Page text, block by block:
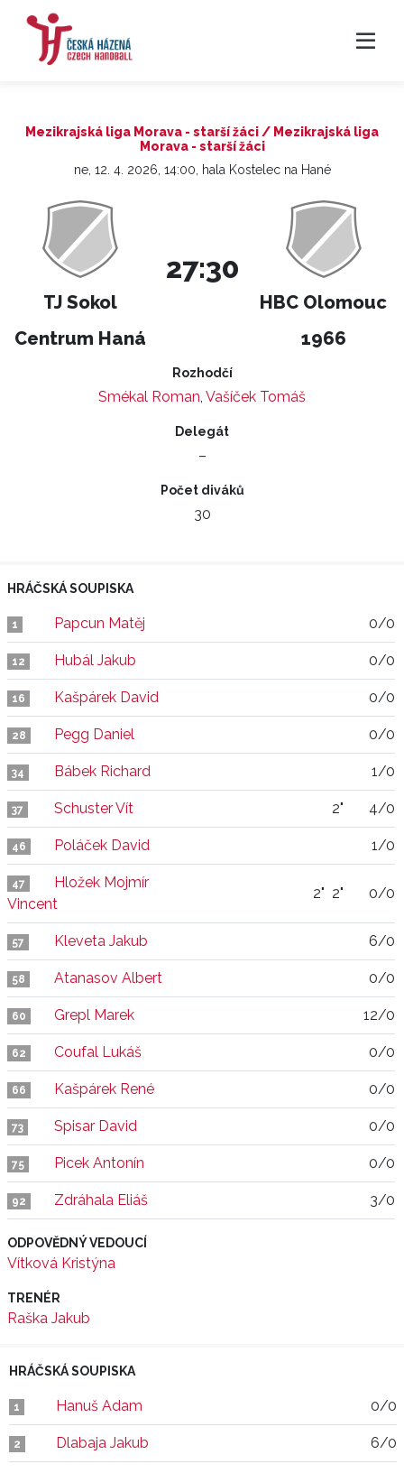
Mezikrajská liga Morava - starší žáci / Mezikrajská liga
Morava - starší žáci
ne, 12. 4. 2026, 14:00, hala Kostelec na Hané
TJ Sokol
Centrum Haná
27:30
HBC Olomouc
1966
Rozhodčí
Smékal Roman, Vašíček Tomáš
Delegát
–
Počet diváků
30
HRÁČSKÁ SOUPISKA
1 Papcun Matěj 0/0
12 Hubál Jakub 0/0
16 Kašpárek David 0/0
28 Pegg Daniel 0/0
34 Bábek Richard 1/0
37 Schuster Vít 2" 4/0
46 Poláček David 1/0
47
Hložek Mojmír
Vincent
2" 2" 0/0
57 Kleveta Jakub 6/0
58 Atanasov Albert 0/0
60 Grepl Marek 12/0
62 Coufal Lukáš 0/0
66 Kašpárek René 0/0
73 Spisar David 0/0
75 Picek Antonín 0/0
92 Zdráhala Eliáš 3/0
ODPOVĚDNÝ VEDOUCÍ
Vítková Kristýna
TRENÉR
Raška Jakub
HRÁČSKÁ SOUPISKA
1 Hanuš Adam 0/0
2 Dlabaja Jakub 6/0